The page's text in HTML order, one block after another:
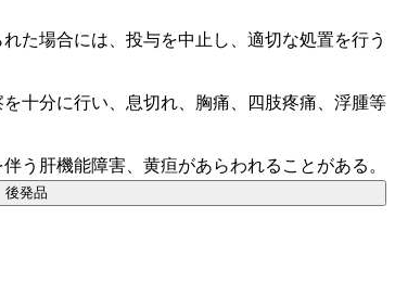
た場合には、投与を中止し、適切な処置を行う
十分に行い、息切れ、胸痛、四肢疼痛、浮腫等
う肝機能障害、黄疸があらわれることがある。
後発品